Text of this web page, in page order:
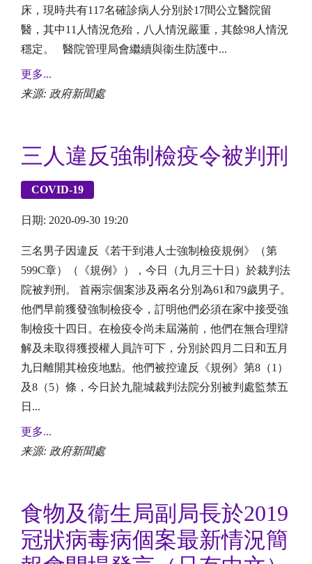
床，現時共有117名確診病人分別於17間公立醫院留
醫，其中11人情況危殆，八人情況嚴重，其餘98人情況
穩定。 醫院管理局會繼續與衞生防護中...
更多...
来源: 政府新聞處
三人違反強制檢疫令被判刑
COVID-19
日期: 2020-09-30 19:20
三名男子因違反《若干到港人士強制檢疫規例》（第
599C章）（《規例》），今日（九月三十日）於裁判法
院被判刑。 首兩宗個案涉及兩名分別為61和79歲男子。
他們早前獲發強制檢疫令，訂明他們必須在家中接受強
制檢疫十四日。在檢疫令尚未屆滿前，他們在無合理辯
解及未取得獲授權人員許可下，分別於四月二日和五月
九日離開其檢疫地點。他們被控違反《規例》第8（1）
及8（5）條，今日於九龍城裁判法院分別被判處監禁五
日...
更多...
来源: 政府新聞處
食物及衞生局副局長於2019
冠狀病毒病個案最新情況簡